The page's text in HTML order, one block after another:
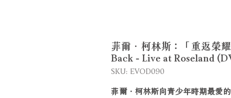
菲爾．柯林斯：「重返榮
Back - Live at Roseland
SKU: EVOD090
菲爾．柯林斯向青少年時期最愛